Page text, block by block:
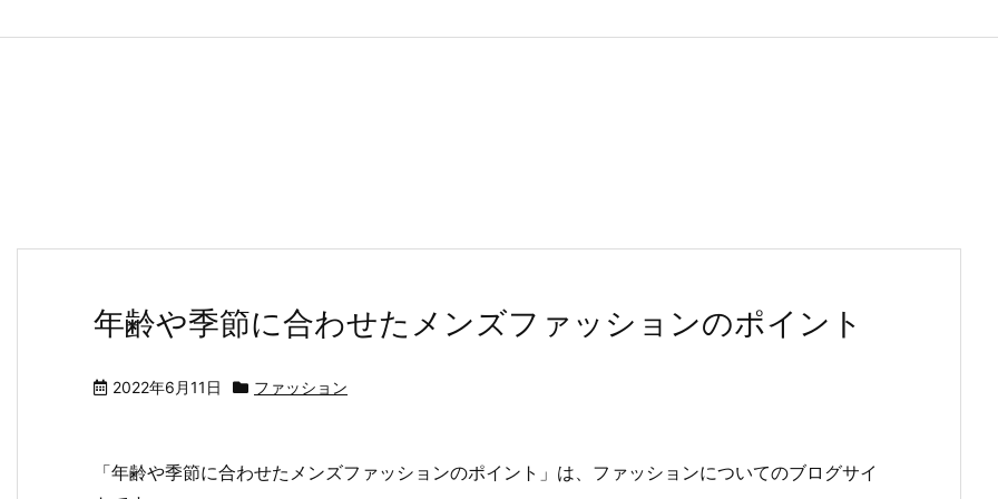
年齢や季節に合わせたメンズファッションのポイント
2022年6月11日 ファッション
「年齢や季節に合わせたメンズファッションのポイント」は、ファッションについてのブログサイ